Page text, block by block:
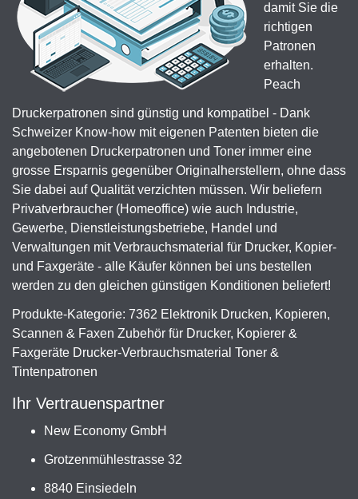
damit Sie die
richtigen
Patronen
erhalten.
Peach
Druckerpatronen sind günstig und kompatibel - Dank
Schweizer Know-how mit eigenen Patenten bieten die
angebotenen Druckerpatronen und Toner immer eine
grosse Ersparnis gegenüber Originalherstellern, ohne dass
Sie dabei auf Qualität verzichten müssen. Wir beliefern
Privatverbraucher (Homeoffice) wie auch Industrie,
Gewerbe, Dienstleistungsbetriebe, Handel und
Verwaltungen mit Verbrauchsmaterial für Drucker, Kopier-
und Faxgeräte - alle Käufer können bei uns bestellen
werden zu den gleichen günstigen Konditionen beliefert!
Produkte-Kategorie: 7362 Elektronik Drucken, Kopieren,
Scannen & Faxen Zubehör für Drucker, Kopierer &
Faxgeräte Drucker-Verbrauchsmaterial Toner &
Tintenpatronen
Ihr Vertrauenspartner
New Economy GmbH
Grotzenmühlestrasse 32
8840 Einsiedeln